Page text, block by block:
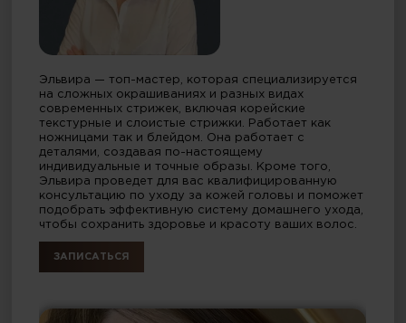
Эльвира — топ-мастер, которая специализируется
на сложных окрашиваниях и разных видах
современных стрижек, включая корейские
текстурные и слоистые стрижки. Работает как
ножницами так и блейдом. Она работает с
деталями, создавая по-настоящему
индивидуальные и точные образы. Кроме того,
Эльвира проведет для вас квалифицированную
консультацию по уходу за кожей головы и поможет
подобрать эффективную систему домашнего ухода,
чтобы сохранить здоровье и красоту ваших волос.
ЗАПИСАТЬСЯ